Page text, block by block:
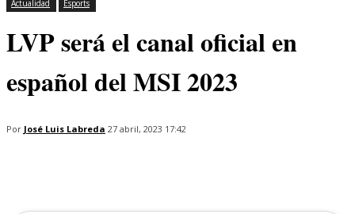
Actualidad Esports
LVP será el canal oficial en
español del MSI 2023
Por José Luis Labreda 27 abril, 2023 17:42